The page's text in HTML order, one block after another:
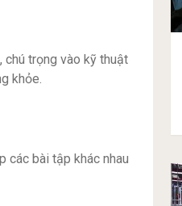
trọng vào kỹ thuật
khỏe.
các bài tập khác nhau